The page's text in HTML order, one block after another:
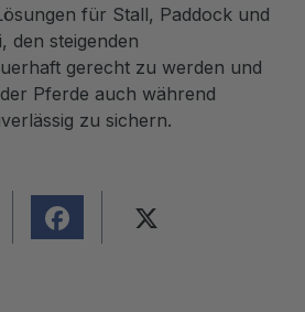
für Stall, Paddock und
den steigenden
gerecht zu werden und
Pferde auch während
zu sichern.